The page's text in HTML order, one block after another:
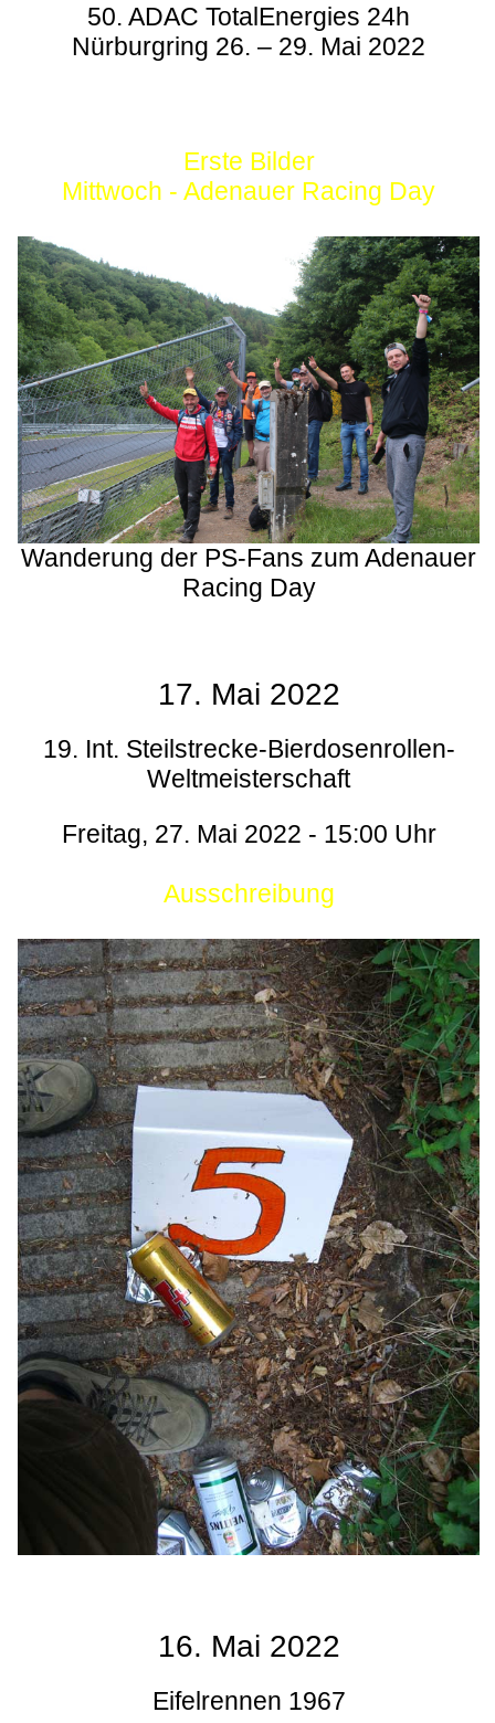
50. ADAC TotalEnergies 24h
Nürburgring 26. – 29. Mai 2022
Erste Bilder
Mittwoch - Adenauer Racing Day
Wanderung der PS-Fans zum Adenauer
Racing Day
17. Mai 2022
19. Int. Steilstrecke-Bierdosenrollen-
Weltmeisterschaft
Freitag, 27. Mai 2022 - 15:00 Uhr
Ausschreibung
16. Mai 2022
Eifelrennen 1967